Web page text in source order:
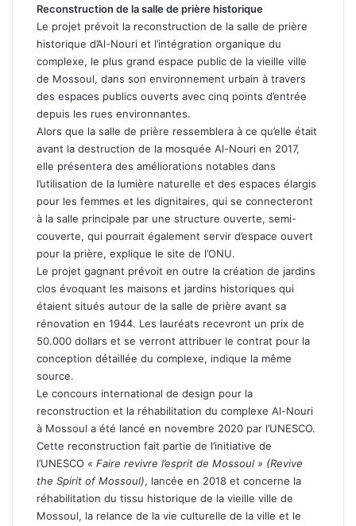
Reconstruction de la salle de prière historique
Le projet prévoit la reconstruction de la salle de prière
historique d’Al-Nouri et l’intégration organique du
complexe, le plus grand espace public de la vieille ville
de Mossoul, dans son environnement urbain à travers
des espaces publics ouverts avec cinq points d’entrée
depuis les rues environnantes.
Alors que la salle de prière ressemblera à ce qu’elle était
avant la destruction de la mosquée Al-Nouri en 2017,
elle présentera des améliorations notables dans
l’utilisation de la lumière naturelle et des espaces élargis
pour les femmes et les dignitaires, qui se connecteront
à la salle principale par une structure ouverte, semi-
couverte, qui pourrait également servir d’espace ouvert
pour la prière, explique le site de l’ONU.
Le projet gagnant prévoit en outre la création de jardins
clos évoquant les maisons et jardins historiques qui
étaient situés autour de la salle de prière avant sa
rénovation en 1944. Les lauréats recevront un prix de
50.000 dollars et se verront attribuer le contrat pour la
conception détaillée du complexe, indique la même
source.
Le concours international de design pour la
reconstruction et la réhabilitation du complexe Al-Nouri
à Mossoul a été lancé en novembre 2020 par l’UNESCO.
Cette reconstruction fait partie de l’initiative de
l’UNESCO « Faire revivre l’esprit de Mossoul » (Revive
the Spirit of Mossoul), lancée en 2018 et concerne la
réhabilitation du tissu historique de la vieille ville de
Mossoul, la relance de la vie culturelle de la ville et le